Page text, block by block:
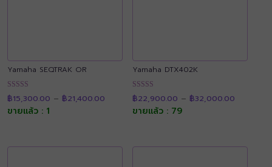
Yamaha SEQTRAK OR
ให้คะแนน
4.91
ตั้งแต่ 1-5
฿15,300.00 – ฿21,400.00
฿15,300.00
through
ขายแล้ว : 1
Yamaha DTX402K
ให้คะแนน
4.89
ตั้งแต่ 1-5
฿22,900.00 – ฿32,000.00range:
ขายแล้ว : 79